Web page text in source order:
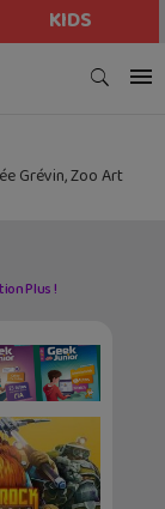
KIDS
Grévin, Zoo Art
Plus !